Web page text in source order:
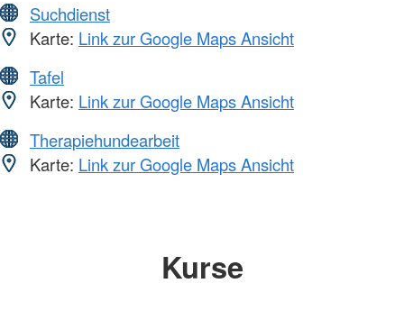
Suchdienst
Karte: Link zur Google Maps Ansicht
Tafel
Karte: Link zur Google Maps Ansicht
Therapiehundearbeit
Karte: Link zur Google Maps Ansicht
Kurse